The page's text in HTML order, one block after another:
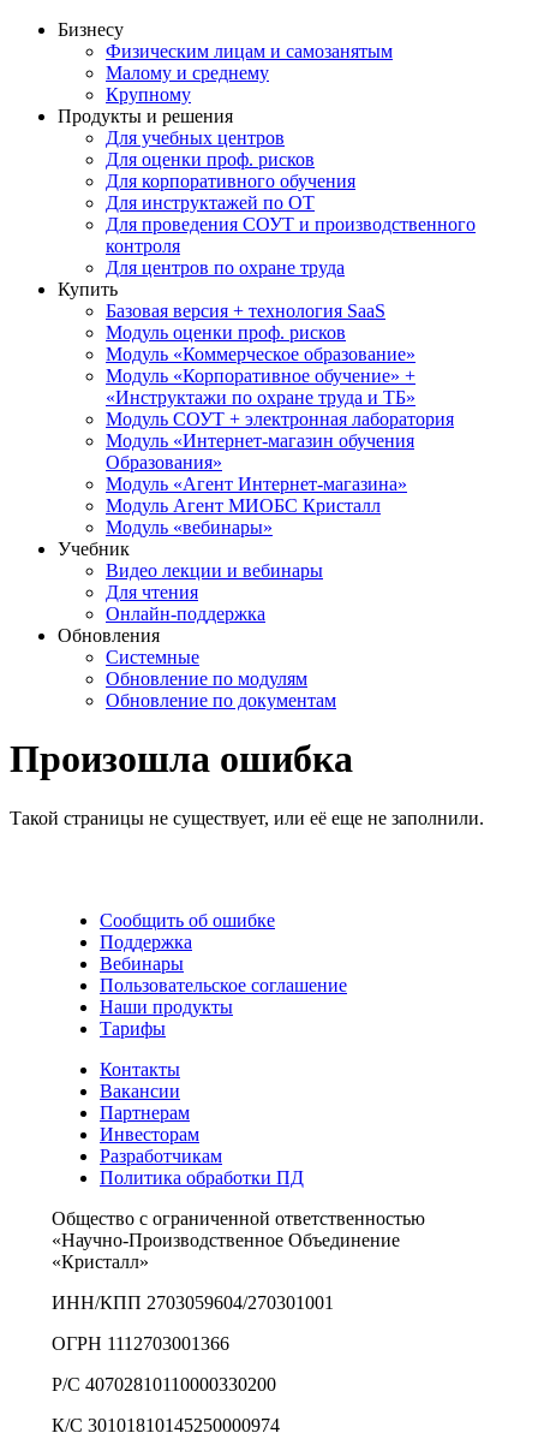
Бизнесу
Физическим лицам и самозанятым
Малому и среднему
Крупному
Продукты и решения
Для учебных центров
Для оценки проф. рисков
Для корпоративного обучения
Для инструктажей по ОТ
Для проведения СОУТ и производственного
контроля
Для центров по охране труда
Купить
Базовая версия + технология SaaS
Модуль оценки проф. рисков
Модуль «Коммерческое образование»
Модуль «Корпоративное обучение» +
«Инструктажи по охране труда и ТБ»
Модуль СОУТ + электронная лаборатория
Модуль «Интернет-магазин обучения
Образования»
Модуль «Агент Интернет-магазина»
Модуль Агент МИОБС Кристалл
Модуль «вебинары»
Учебник
Видео лекции и вебинары
Для чтения
Онлайн-поддержка
Обновления
Системные
Обновление по модулям
Обновление по документам
Произошла ошибка
Такой страницы не существует, или её еще не заполнили.
Сообщить об ошибке
Поддержка
Вебинары
Пользовательское соглашение
Наши продукты
Тарифы
Контакты
Вакансии
Партнерам
Инвесторам
Разработчикам
Политика обработки ПД
Общество с ограниченной ответственностью
«Научно-Производственное Объединение
«Кристалл»
ИНН/КПП 2703059604/270301001
ОГРН 1112703001366
Р/С 40702810110000330200
К/С 30101810145250000974